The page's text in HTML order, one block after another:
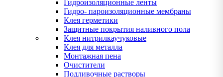
Гидроизоляционные ленты
Гидро- пароизоляционные мембраны
Клея герметики
Защитные покрытия наливного пола
Клея нитрилкаучуковые
Клея для металла
Монтажная пена
Очистители
Подливочные растворы